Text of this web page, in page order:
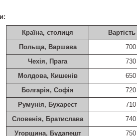
Країна, столиця
Польща, Варшава
700
Чехія, Прага
730
Молдова, Кишенів
650
Болгарія, Софія
720
Румунія, Бухарест
710
Словенія, Братислава
740
Угорщина, Будапешт
750